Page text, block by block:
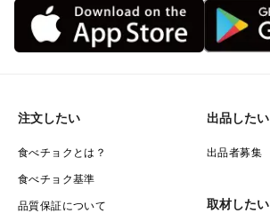
注文したい
食べチョクとは？
食べチョク基準
品質保証について
出品したい
出品者募集
取材したい